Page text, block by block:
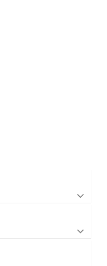
рабочий 47, ТД